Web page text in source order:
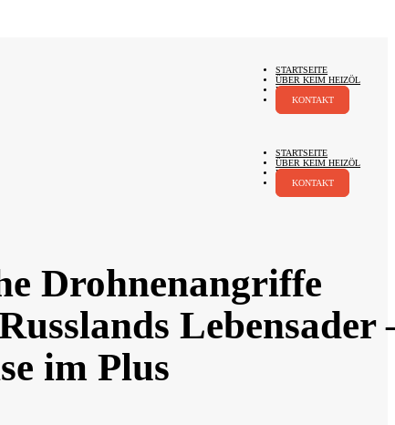
STARTSEITE
ÜBER KEIM HEIZÖL
PREISWECKER
KONTAKT
STARTSEITE
ÜBER KEIM HEIZÖL
PREISWECKER
KONTAKT
Drohnenangriffe
Lebensader
im Plus